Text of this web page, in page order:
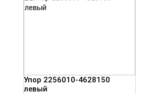
Упор 2256010-4628150
левый